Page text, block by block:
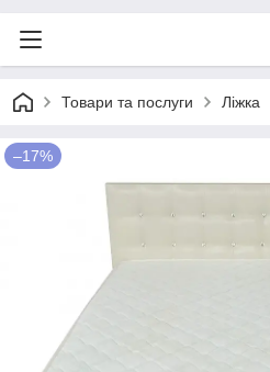
Товари та послуги Ліжка
–17%